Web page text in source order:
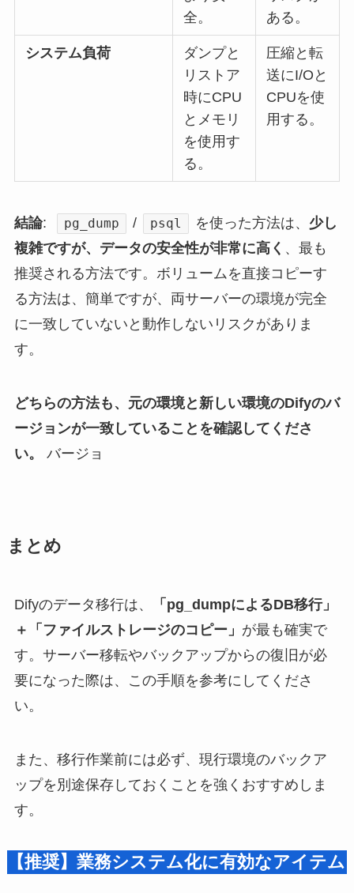
全。
ある。
システム負荷
ダンプと
リストア
時にCPU
とメモリ
を使用す
る。
圧縮と転
送にI/Oと
CPUを使
用する。
結論: pg_dump / psql を使った方法は、 少し
複雑ですが、データの安全性が非常に高く 、最も
推奨される方法です。ボリュームを直接コピーす
る方法は、簡単ですが、両サーバーの環境が完全
に一致していないと動作しないリスクがありま
す。
どちらの方法も、元の環境と新しい環境のDifyのバ
ージョンが一致していることを確認してくださ
い。
バージョ
まとめ
Difyのデータ移行は、
「pg_dumpによるDB移行」
＋「ファイルストレージのコピー」 が最も確実で
す。サーバー移転やバックアップからの復旧が必
要になった際は、この手順を参考にしてくださ
い。
また、移行作業前には必ず、現行環境のバックア
ップを別途保存しておくことを強くおすすめしま
す。
【推奨】業務システム化に有効なアイテム